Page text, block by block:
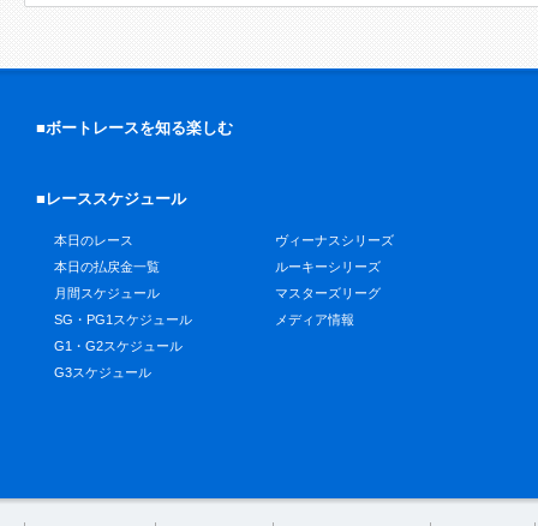
■ボートレースを知る楽しむ
■レーススケジュール
本日のレース
本日の払戻金一覧
月間スケジュール
SG・PG1スケジュール
G1・G2スケジュール
G3スケジュール
ヴィーナスシリーズ
ルーキーシリーズ
マスターズリーグ
メディア情報